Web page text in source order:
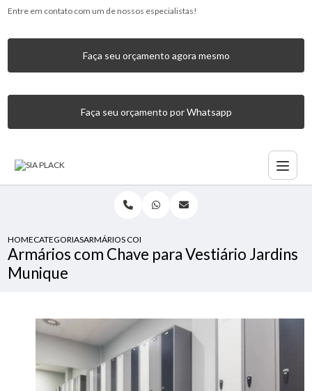
Entre em contato com um de nossos especialistas!
Faça seu orçamento agora mesmo
Faça seu orçamento por Whatsapp
HOMECATEGORIASARMÁRIOS COM CHAVE PARA VESTIÁRIO JARDINS
Armários com Chave para Vestiário Jardins
Munique